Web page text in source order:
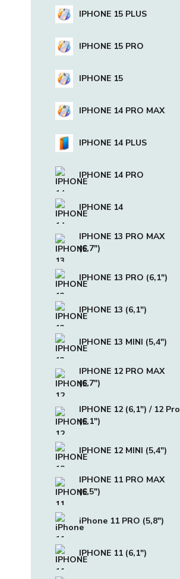
IPHONE 15 PLUS
IPHONE 15 PRO
IPHONE 15
IPHONE 14 PRO MAX
IPHONE 14 PLUS
IPHONE 14 PRO
IPHONE 14
IPHONE 13 PRO MAX
(6,7")
IPHONE 13 PRO (6,1")
IPHONE 13 (6,1")
IPHONE 13 MINI (5,4")
IPHONE 12 PRO MAX
(6,7")
IPHONE 12 (6,1") / 12 Pro
(6,1")
IPHONE 12 MINI (5,4")
IPHONE 11 PRO MAX
(6,5")
iPhone 11 PRO (5,8")
IPHONE 11 (6,1")